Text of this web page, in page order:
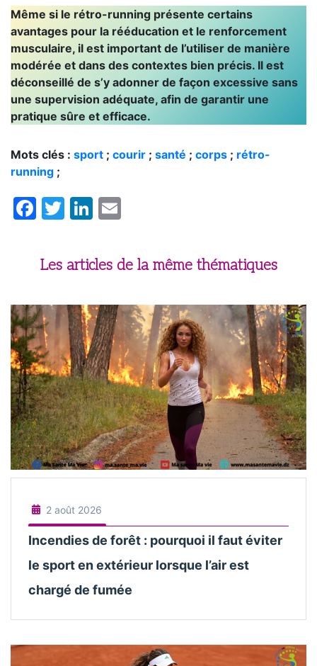
Même si le rétro-running présente certains
avantages pour la rééducation et le renforcement
musculaire, il est important de l’utiliser de manière
modérée et dans des contextes bien précis. Il est
déconseillé de s’y adonner de façon excessive sans
une supervision adéquate, afin de garantir une
pratique sûre et efficace.
Mots clés : sport ; courir ; santé ; corps ; rétro-
running ;
Facebook
TwitterLinkedIn
Les articles de la même thématiques
2 août 2026
Incendies de forêt : pourquoi il faut éviter
le sport en extérieur lorsque l’air est
chargé de fumée